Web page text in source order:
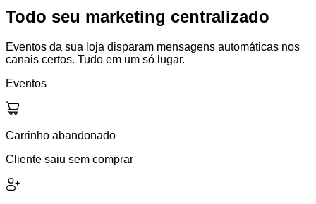
Todo seu marketing centralizado
Eventos da sua loja disparam mensagens automáticas nos
canais certos. Tudo em um só lugar.
Eventos
Carrinho abandonado
Cliente saiu sem comprar